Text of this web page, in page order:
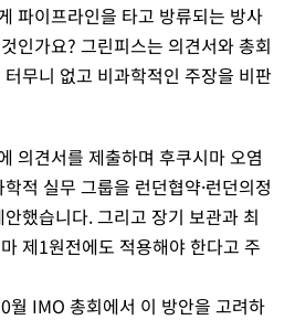
파이프라인을 타고 방류되는 방사
인가요? 그린피스는 의견서와 총회
무니 없고 비과학적인 주장을 비판
의견서를 제출하며 후쿠시마 오염
적 실무 그룹을 런던협약·런던의정
했습니다. 그리고 장기 보관과 최
제1원전에도 적용해야 한다고 주
월 IMO 총회에서 이 방안을 고려하